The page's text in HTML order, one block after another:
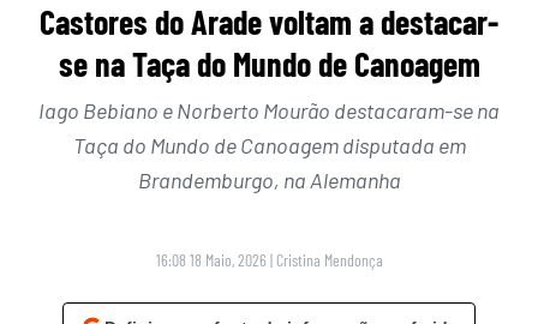
Castores do Arade voltam a destacar-
se na Taça do Mundo de Canoagem
Iago Bebiano e Norberto Mourão destacaram-se na
Taça do Mundo de Canoagem disputada em
Brandemburgo, na Alemanha
16:08 18 Maio, 2026 | Cristina Mendonça